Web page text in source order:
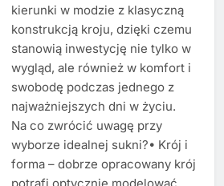
kierunki w modzie z klasyczną
konstrukcją kroju, dzięki czemu
stanowią inwestycję nie tylko w
wygląd, ale również w komfort i
swobodę podczas jednego z
najważniejszych dni w życiu.
Na co zwrócić uwagę przy
wyborze idealnej sukni?• Krój i
forma – dobrze opracowany krój